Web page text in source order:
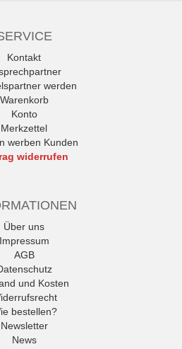
Kontakt
werden
Warenkorb
Konto
Merkzettel
werben Kunden
widerrufen
Über uns
Impressum
AGB
und Kosten
bestellen?
Newsletter
News